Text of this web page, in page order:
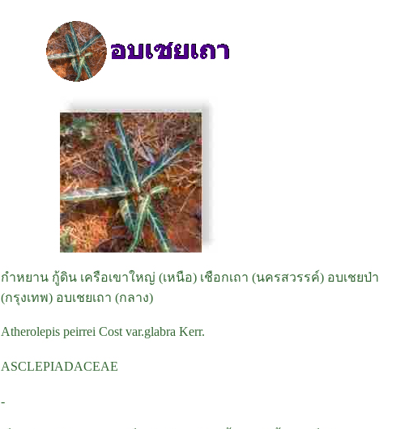
กำหยาน กู้ดิน เครือเขาใหญ่ (เหนือ) เชือกเถา (นครสวรรค์) อบเชยป่า
(กรุงเทพ) อบเชยเถา (กลาง)
Atherolepis peirrei Cost var.glabra Kerr.
ASCLEPIADACEAE
-